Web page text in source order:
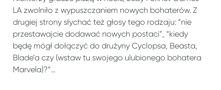
LA zwolniło z wypuszczaniem nowych bohaterów. Z
drugiej strony słychać też głosy tego rodzaju: “nie
przestawajcie dodawać nowych postaci”, “kiedy
będę mógł dołączyć do drużyny Cyclopsa, Beasta,
Blade’a czy (wstaw tu swojego ulubionego bohatera
Marvela)?”…